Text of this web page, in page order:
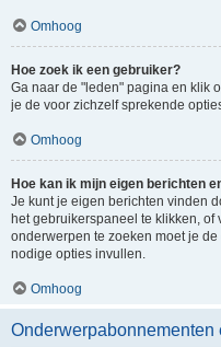
Omhoog
Hoe zoek ik een gebruiker?
Ga naar de "leden" pagina en klik
je de voor zichzelf sprekende
Omhoog
Hoe kan ik mijn eigen berichten
Je kunt je eigen berichten vinden
het gebruikerspaneel te klikken, of
onderwerpen te zoeken moet je
nodige opties invullen.
Omhoog
Onderwerpabonnementen